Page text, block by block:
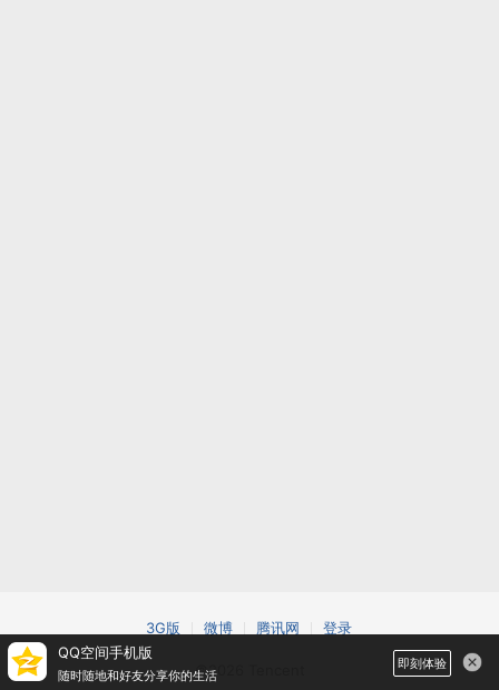
3G版 微博 腾讯网 登录
©2026 Tencent 即刻体验
QQ空间手机版
随时随地和好友分享你的生活